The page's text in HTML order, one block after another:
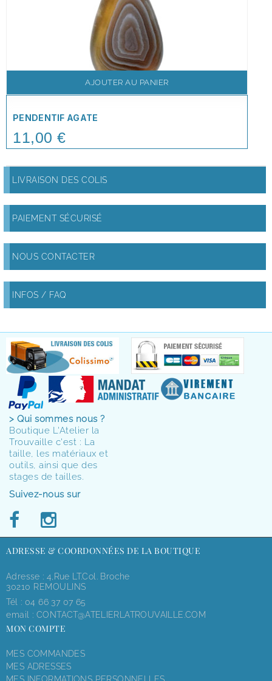
AJOUTER AU PANIER
PENDENTIF AGATE
Price
11,00 €
LIVRAISON DES COLIS
PAIEMENT SÉCURISÉ
NOUS CONTACTER
INFOS / FAQ
> Qui sommes nous ?
Boutique L'Atelier la
Trouvaille c'est : La
taille, les matériaux et
outils, ainsi que des
stages de tailles.
Suivez-nous sur
ADRESSE & COORDONNÉES DE LA BOUTIQUE
Adresse : 4,rue LT.Col. Broche
30210 REMOULINS
Tél : 04 66 37 07 65
email : CONTACT@ATELIERLATROUVAILLE.COM
MON COMPTE
MES COMMANDES
MES ADRESSES
MES INFORMATIONS PERSONNELLES